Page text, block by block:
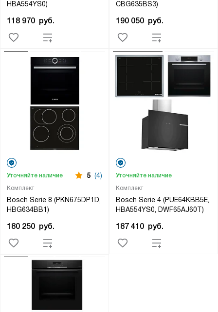
HBA554YS0)
118 970 руб.
CBG635BS3)
190 050 руб.
Комплект
Bosch Serie 8 (PKN675DP1D,
HBG634BB1)
Уточняйте наличие 5 (4)
180 250 руб.
Комплект
Bosch Serie 4 (PUE64KBB5E,
HBA554YS0, DWF65AJ60T)
Уточняйте наличие
187 410 руб.